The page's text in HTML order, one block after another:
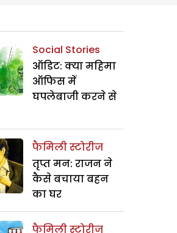
Social Stories
ऑडिट: क्या महिमा
ऑफिस में
घपलेबाजी करने से
फैमिली स्टोरीज
तृप्त मन: राजन ने
कैसे बचाया बहन
का घर
फैमिली स्टोरीज